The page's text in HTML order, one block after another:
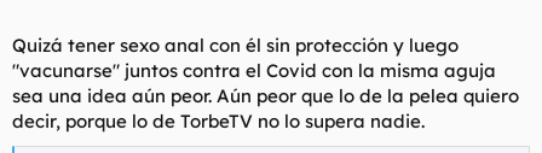
Quizá tener sexo anal con él sin protección y luego
"vacunarse" juntos contra el Covid con la misma aguja
sea una idea aún peor. Aún peor que lo de la pelea quiero
decir, porque lo de TorbeTV no lo supera nadie.